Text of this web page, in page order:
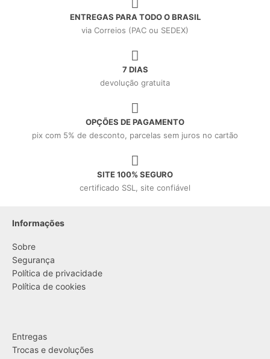
ENTREGAS PARA TODO O BRASIL
via Correios (PAC ou SEDEX)
7 DIAS
devolução gratuita
OPÇÕES DE PAGAMENTO
pix com 5% de desconto, parcelas sem juros no cartão
SITE 100% SEGURO
certificado SSL, site confiável
Informações
Sobre
Segurança
Política de privacidade
Política de cookies
Entregas
Trocas e devoluções